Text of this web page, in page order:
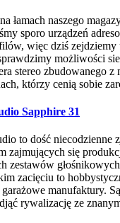
łamach naszego
sporo urządzeń
więc dziś zejdziemy
możliwości
stereo zbudowanego z
którzy cenią sobie
Sapphire 31
to dość niecodzienne
zajmujących się
zestawów
zacięciu to
manufaktury.
rywalizację ze